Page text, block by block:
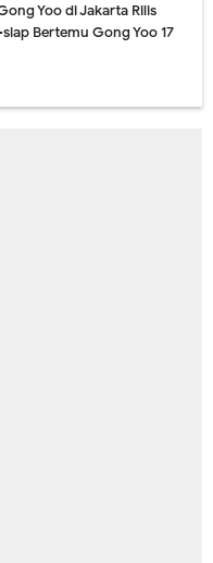
Yoo di Jakarta Rilis
Bertemu Gong Yoo 17